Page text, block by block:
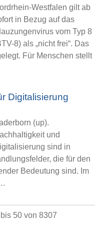
Westfalen gilt ab
in Bezug auf das
vom Typ 8
8) als „nicht frei“. Das
Für Menschen stellt
Digitalisierung
(up).
und
sind in
die für den
Bedeutung sind. Im
50 von 8307